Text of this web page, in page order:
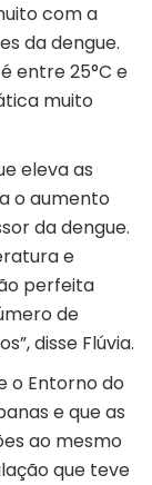
com a
da dengue.
entre 25°C e
muito
eleva as
o aumento
da dengue.
e
perfeita
de
disse Flúvia.
o Entorno do
e que as
ao mesmo
que teve